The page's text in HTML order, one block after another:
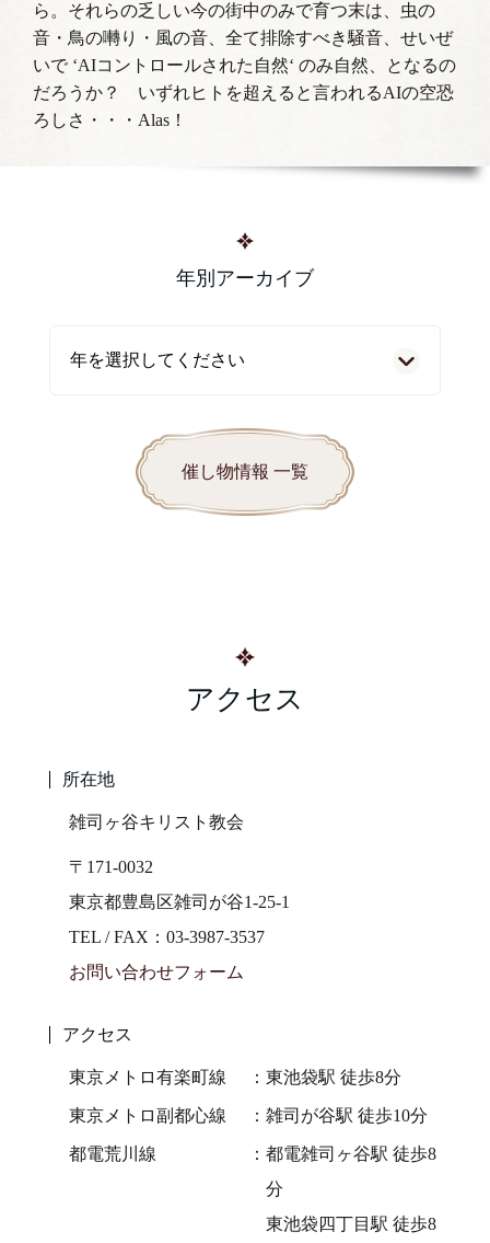
年別アーカイブ
催し物情報 一覧
ら。それらの乏しい今の街中のみで育つ末は、虫の
音・鳥の囀り・風の音、全て排除すべき騒音、せいぜ
いで ‘AIコントロールされた自然‘ のみ自然、となるの
だろうか？ いずれヒトを超えると言われるAIの空恐
ろしさ・・・Alas！
アクセス
所在地
雑司ヶ谷キリスト教会
〒171-0032
東京都豊島区雑司が谷1-25-1
TEL / FAX：03-3987-3537
お問い合わせフォーム
アクセス
東京メトロ有楽町線 東池袋駅 徒歩8分
東京メトロ副都心線 雑司が谷駅 徒歩10分
都電荒川線
都電雑司ヶ谷駅 徒歩8
分
東池袋四丁目駅 徒歩8